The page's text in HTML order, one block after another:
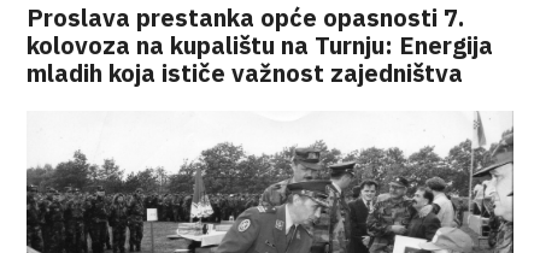
Proslava prestanka opće opasnosti 7.
kolovoza na kupalištu na Turnju: Energija
mladih koja ističe važnost zajedništva